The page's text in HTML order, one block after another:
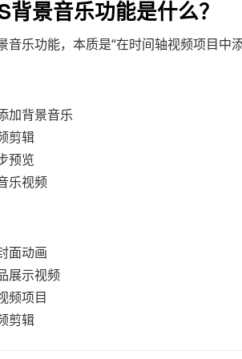
背景音乐功能是什么？
音乐功能，本质是“在时间轴视频项目中
加背景音乐
剪辑
预览
乐视频
面动画
展示视频
频项目
剪辑